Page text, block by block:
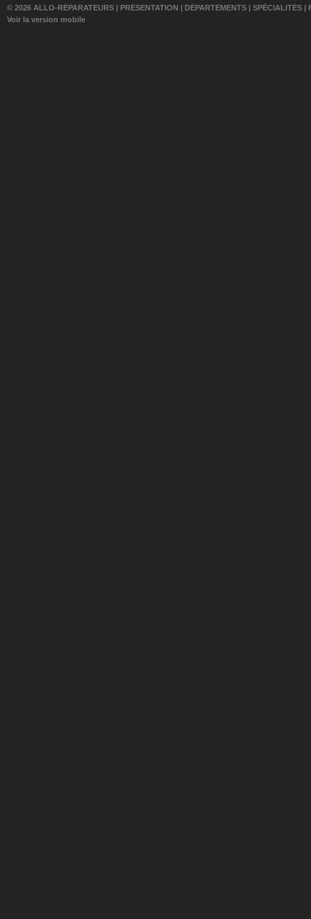
© 2026 ALLO-RÉPARATEURS | PRÉSENTATION | DÉPARTEMENTS | SPÉCIALITÉS |
Voir la version mobile